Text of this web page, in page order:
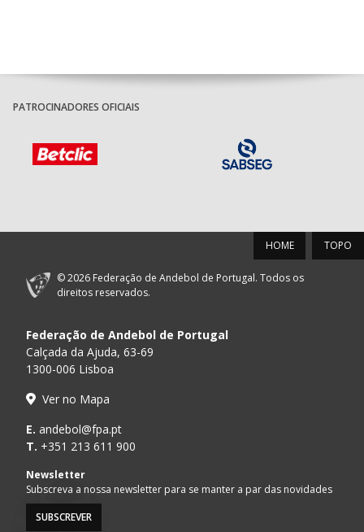
PATROCINADORES OFICIAIS
TOPO
HOME
© 2026 Federação de Andebol de Portugal. Todos os
direitos reservados.
Federação de Andebol de Portugal
Calçada da Ajuda, 63-69
1300-006 Lisboa
Ver no Mapa
E. andebol@fpa.pt
T. +351 213 611 900
Newsletter
Subscreva a nossa newsletter para se manter a par das novidades
SUBSCREVER